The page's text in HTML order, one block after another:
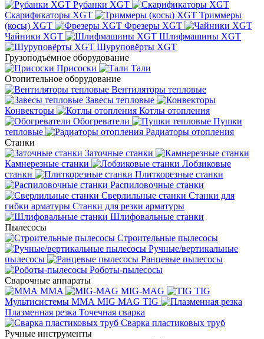
Рубанки XGT
Скарификаторы XGT
Триммеры
(косы) XGT
Фрезеры XGT
Чайники XGT
Шлифмашины XGT
Шуруповёрты XGT
Грузоподъёмное оборудование
Присоски
Тали
Отопительное оборудование
Вентиляторы тепловые
Завесы тепловые
Конвекторы
Котлы отопления
Обогреватели
Пушки
тепловые
Радиаторы отопления
Станки
Заточные станки
Камнерезные станки
Лобзиковые
станки
Плиткорезные станки
Распиловочные станки
Сверлильные станки Станки для
гибки арматуры Станки для резки арматуры
Шлифовальные станки
Пылесосы
Строительные пылесосы
Ручные/вертикальные
пылесосы
Ранцевые пылесосы
Роботы-пылесосы
Сварочные аппараты
MMA
MIG-MAG
TIG
Мультисистемы ММА MIG MAG TIG
Плазменная резка Точечная сварка
Cварка пластиковых труб
Ручные инструменты